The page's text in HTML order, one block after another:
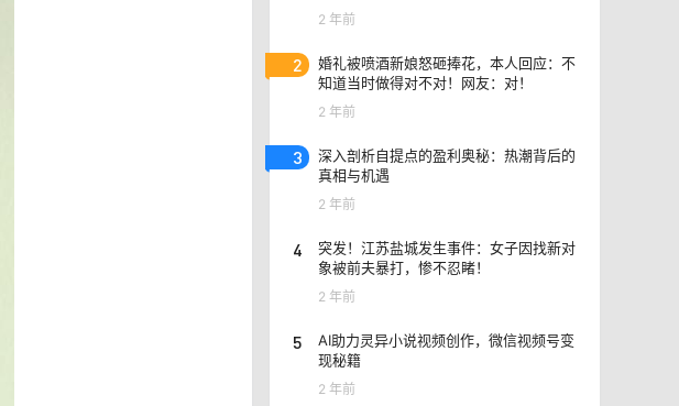
2 年前
2
婚礼被喷酒新娘怒砸捧花，本人回应：不
知道当时做得对不对！网友：对！
2 年前
3
深入剖析自提点的盈利奥秘：热潮背后的
真相与机遇
2 年前
4
突发！江苏盐城发生事件：女子因找新对
象被前夫暴打，惨不忍睹！
2 年前
5
AI助力灵异小说视频创作，微信视频号变
现秘籍
2 年前